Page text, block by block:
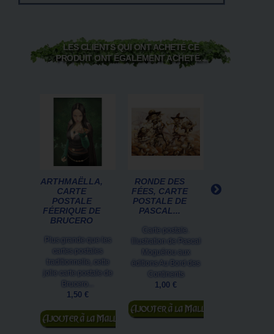
LES CLIENTS QUI ONT ACHETÉ CE
PRODUIT ONT ÉGALEMENT ACHETÉ...
ARTHMAËLLA,
CARTE
POSTALE
FÉERIQUE DE
BRUCERO
Plus grande que les
cartes postales
traditionnelle, cette
jolie carte postale de
Brucero...
1,50 €
Ajouter au
panier
RONDE DES
FÉES, CARTE
POSTALE DE
PASCAL...
Carte postale.
Illustration de Pascal
Moguérou aux
éditions Au Bord des
Continents
1,00 €
Ajouter au
panier
POSTALE DE